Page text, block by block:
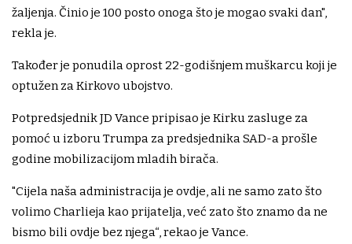
žaljenja. Činio je 100 posto onoga što je mogao svaki dan",
rekla je.
Također je ponudila oprost 22-godišnjem muškarcu koji je
optužen za Kirkovo ubojstvo.
Potpredsjednik JD Vance pripisao je Kirku zasluge za
pomoć u izboru Trumpa za predsjednika SAD-a prošle
godine mobilizacijom mladih birača.
"Cijela naša administracija je ovdje, ali ne samo zato što
volimo Charlieja kao prijatelja, već zato što znamo da ne
bismo bili ovdje bez njega“, rekao je Vance.